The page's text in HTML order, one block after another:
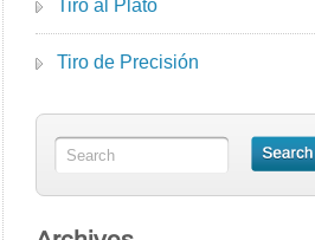
Tiro al Plato
Tiro de Precisión